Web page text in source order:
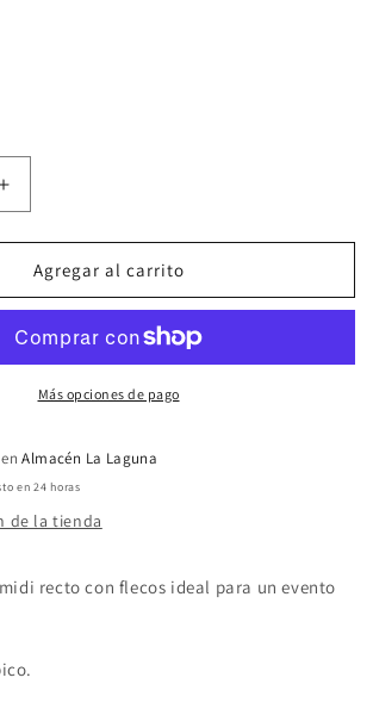
Aumentar
cantidad
para
Vestido
de
midi
falda
flecos
Agregar al carrito
Más opciones de pago
enAlmacén La Laguna
en 24 horas
de la tienda
recto con flecos ideal para un evento